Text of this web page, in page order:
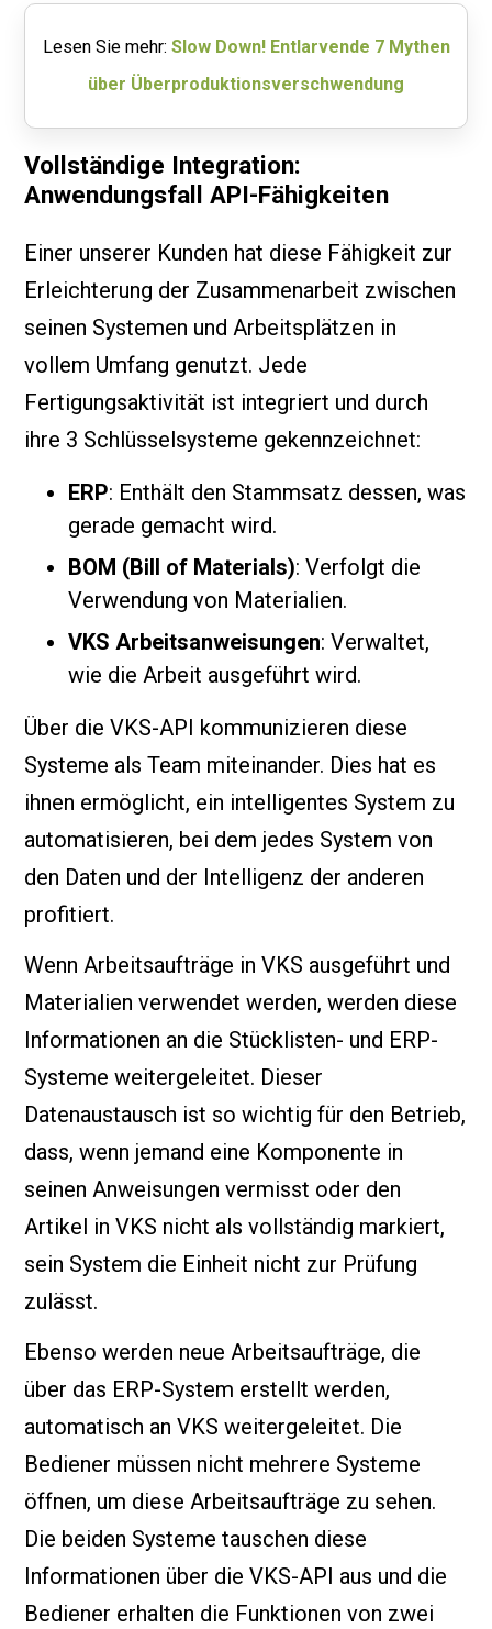
Lesen Sie mehr: Slow Down! Entlarvende 7 Mythen
über Überproduktionsverschwendung
Vollständige Integration:
Anwendungsfall API-Fähigkeiten
Einer unserer Kunden hat diese Fähigkeit zur
Erleichterung der Zusammenarbeit zwischen
seinen Systemen und Arbeitsplätzen in
vollem Umfang genutzt. Jede
Fertigungsaktivität ist integriert und durch
ihre 3 Schlüsselsysteme gekennzeichnet:
ERP: Enthält den Stammsatz dessen, was
gerade gemacht wird.
BOM (Bill of Materials): Verfolgt die
Verwendung von Materialien.
VKS Arbeitsanweisungen: Verwaltet,
wie die Arbeit ausgeführt wird.
Über die VKS-API kommunizieren diese
Systeme als Team miteinander. Dies hat es
ihnen ermöglicht, ein intelligentes System zu
automatisieren, bei dem jedes System von
den Daten und der Intelligenz der anderen
profitiert.
Wenn Arbeitsaufträge in VKS ausgeführt und
Materialien verwendet werden, werden diese
Informationen an die Stücklisten- und ERP-
Systeme weitergeleitet. Dieser
Datenaustausch ist so wichtig für den Betrieb,
dass, wenn jemand eine Komponente in
seinen Anweisungen vermisst oder den
Artikel in VKS nicht als vollständig markiert,
sein System die Einheit nicht zur Prüfung
zulässt.
Ebenso werden neue Arbeitsaufträge, die
über das ERP-System erstellt werden,
automatisch an VKS weitergeleitet. Die
Bediener müssen nicht mehrere Systeme
öffnen, um diese Arbeitsaufträge zu sehen.
Die beiden Systeme tauschen diese
Informationen über die VKS-API aus und die
Bediener erhalten die Funktionen von zwei